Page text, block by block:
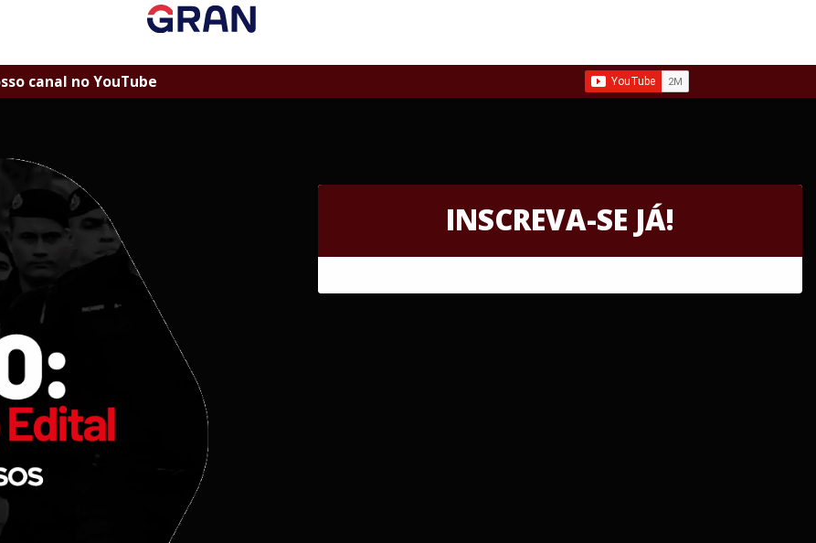
canal no YouTube
INSCREVA-SE JÁ!